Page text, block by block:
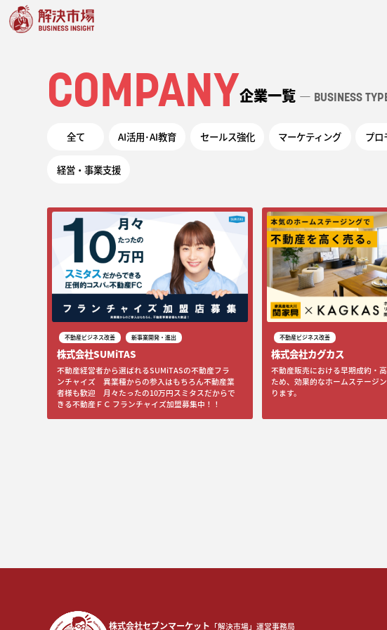
COMPANY企業一覧 ― BUSINESS
全て AI活用･AI教育 セールス強化 マーケティング プロ
経営・事業支援
不動産ビジネス改善 新事業開発・進出
株式会社SUMiTAS
不動産経営者から選ばれるSUMiTASの不動産フラ
ンチャイズ 異業種からの参入はもちろん不動産業
者様も歓迎 月々たったの10万円スミタスだからで
きる不動産ＦＣ フランチャイズ加盟募集中！！
不動産ビジネス改善
株式会社カグカス
不動産販売における早期成約・
ため、効果的なホームステージ
ります。
株式会社セブンマーケット 「解決市場」運営事務局